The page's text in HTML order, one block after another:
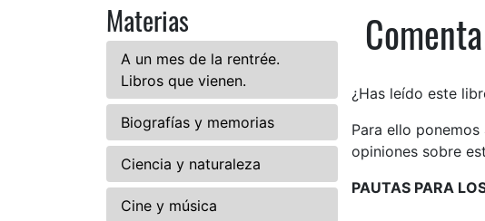
Materias
A un mes de la rentrée.
Libros que vienen.
Biografías y memorias
Ciencia y naturaleza
Cine y música
¿Has leído este
Para ello
opiniones sobre
PAUTAS PARA